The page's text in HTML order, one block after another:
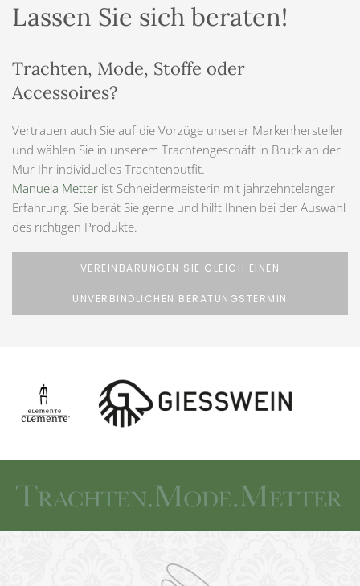
Lassen Sie sich beraten!
Trachten, Mode, Stoffe oder
Accessoires?
Vertrauen auch Sie auf die Vorzüge unserer Markenhersteller
und wählen Sie in unserem Trachtengeschäft in Bruck an der
Mur Ihr individuelles Trachtenoutfit.
Manuela Metter ist Schneidermeisterin mit jahrzehntelanger
Erfahrung. Sie berät Sie gerne und hilft Ihnen bei der Auswahl
des richtigen Produkte.
VEREINBARUNGEN SIE GLEICH EINEN
UNVERBINDLICHEN BERATUNGSTERMIN